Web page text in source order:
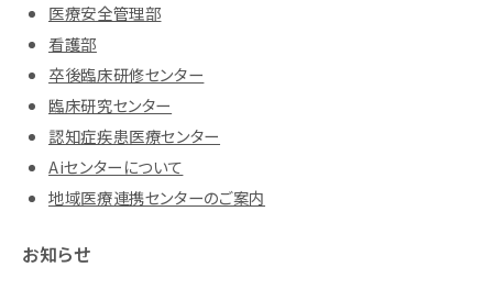
医療安全管理部
看護部
卒後臨床研修センター
臨床研究センター
認知症疾患医療センター
Aiセンターについて
地域医療連携センターのご案内
お知らせ